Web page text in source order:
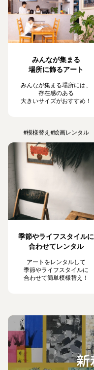
みんなが集まる
場所に飾るアート
みんなが集まる場所には、
存在感のある
大きいサイズがおすすめ！
#模様替え #絵画レンタル
季節やライフスタイルに
合わせてレンタル
アートをレンタルして
季節やライフスタイルに
合わせて簡単模様替え！